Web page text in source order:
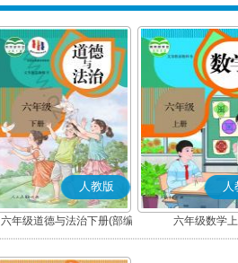
人教版
六年级道德与法治下册(部编
版)
人
六年级数学